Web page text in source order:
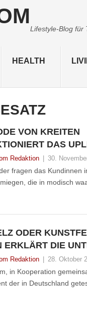
Lifestyle-Blog für
HEALTH
VON KREITEN
DAS
Redaktion 30.
fragen das Kundinnen
die in modisch
ODER
ERKLÄRT DIE
Redaktion 28. Oktober
in Kooperation
der in Deutschland